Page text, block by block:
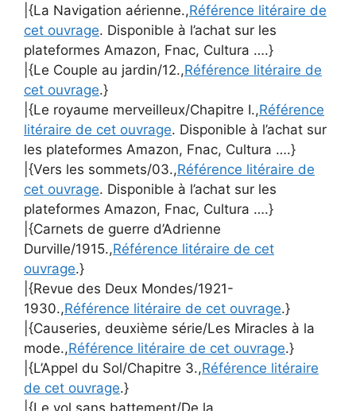
|{La Navigation aérienne.,Référence litéraire de
cet ouvrage. Disponible à l’achat sur les
plateformes Amazon, Fnac, Cultura ….}
|{Le Couple au jardin/12.,Référence litéraire de
cet ouvrage.}
|{Le royaume merveilleux/Chapitre I.,Référence
litéraire de cet ouvrage. Disponible à l’achat sur
les plateformes Amazon, Fnac, Cultura ….}
|{Vers les sommets/03.,Référence litéraire de
cet ouvrage. Disponible à l’achat sur les
plateformes Amazon, Fnac, Cultura ….}
|{Carnets de guerre d’Adrienne
Durville/1915.,Référence litéraire de cet
ouvrage.}
|{Revue des Deux Mondes/1921-
1930.,Référence litéraire de cet ouvrage.}
|{Causeries, deuxième série/Les Miracles à la
mode.,Référence litéraire de cet ouvrage.}
|{L’Appel du Sol/Chapitre 3.,Référence litéraire
de cet ouvrage.}